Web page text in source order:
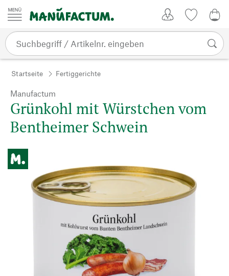
Zum Inhalt springen
Startseite Fertiggerichte
Manufactum
Grünkohl mit Würstchen vom
Bentheimer Schwein